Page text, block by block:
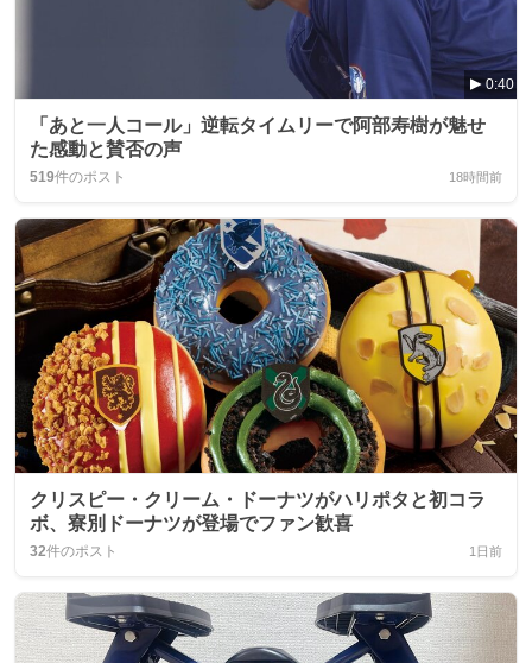
0:40
「あと一人コール」逆転タイムリーで阿部寿樹が魅せ
た感動と賛否の声
519件のポスト 18時間前
クリスピー・クリーム・ドーナツがハリポタと初コラ
ボ、寮別ドーナツが登場でファン歓喜
32件のポスト 1日前